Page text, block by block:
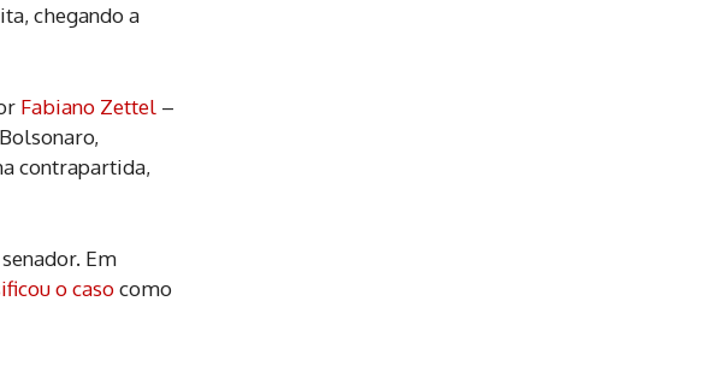
chegando a
Fabiano Zettel –
contrapartida,
Em
o casocomo